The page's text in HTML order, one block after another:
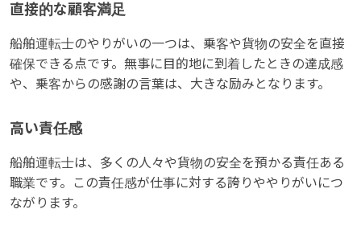
直接的な顧客満足
船舶運転士のやりがいの一つは、乗客や貨物の安全を直接
確保できる点です。無事に目的地に到着したときの達成感
や、乗客からの感謝の言葉は、大きな励みとなります。
高い責任感
船舶運転士は、多くの人々や貨物の安全を預かる責任ある
職業です。この責任感が仕事に対する誇りややりがいにつ
ながります。